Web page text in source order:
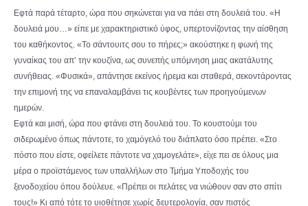
Εφτά παρά τέταρτο, ώρα που σηκώνεται για να πάει στη δουλειά του. «Η
δουλειά μου…» είπε με χαρακτηριστικό ύφος, υπερτονίζοντας την αίσθηση
του καθήκοντος. «Το σάντουιτς σου το πήρες;» ακούστηκε η φωνή της
γυναίκας του απ’ την κουζίνα, ως συνεπής υπόμνηση μιας ακατάλυτης
συνήθειας. «Φυσικά», απάντησε εκείνος ήρεμα και σταθερά, σεκοντάροντας
την επιμονή της να επαναλαμβάνει τις κουβέντες των προηγούμενων
ημερών.
Εφτά και μισή, ώρα που φτάνει στη δουλειά του. Το κουστούμι του
σιδερωμένο όπως πάντοτε, το χαμόγελό του διάπλατο όσο πρέπει. «Στο
πόστο που είστε, οφείλετε πάντοτε να χαμογελάτε», είχε πει σε όλους μια
μέρα ο προϊστάμενος των υπαλλήλων στο Τμήμα Υποδοχής του
ξενοδοχείου όπου δούλευε. «Πρέπει οι πελάτες να νιώθουν σαν στο σπίτι
τους!» Κι από τότε το υιοθέτησε χωρίς δευτερολογία, σαν πιστός